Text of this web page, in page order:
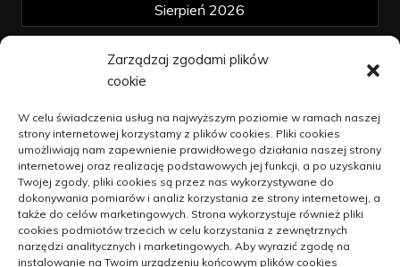
Zarządzaj zgodami plików
cookie
W celu świadczenia usług na najwyższym poziomie w ramach naszej
strony internetowej korzystamy z plików cookies. Pliki cookies
umożliwiają nam zapewnienie prawidłowego działania naszej strony
internetowej oraz realizację podstawowych jej funkcji, a po uzyskaniu
Twojej zgody, pliki cookies są przez nas wykorzystywane do
dokonywania pomiarów i analiz korzystania ze strony internetowej, a
także do celów marketingowych. Strona wykorzystuje również pliki
cookies podmiotów trzecich w celu korzystania z zewnętrznych
narzędzi analitycznych i marketingowych. Aby wyrazić zgodę na
instalowanie na Twoim urządzeniu końcowym plików cookies
Sierpień 2026
Polityka plików cookies (EU)
Polityka prywatności
Jak unowocześniać dzialalność na
wsi
9 kwietnia 2021